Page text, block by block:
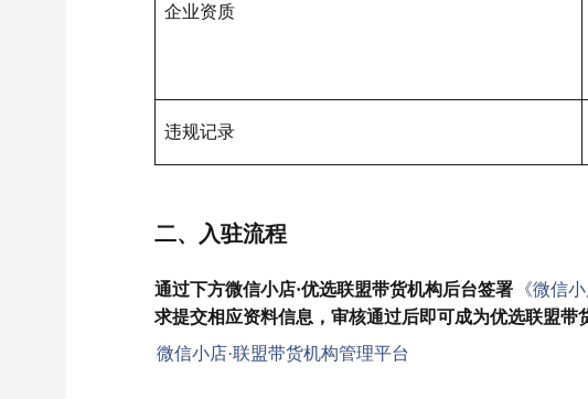
企业资质
违规记录
二、入驻流程
通过下方微信小店·优选联盟带货机构后台签署 《微信
求提交相应资料信息，审核通过后即可成为优选联盟带
微信小店·联盟带货机构管理平台